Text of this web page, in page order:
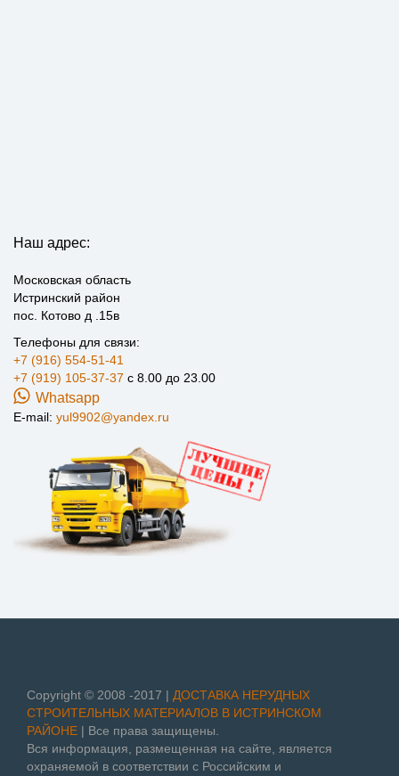
Наш адрес:
Московская область
Истринский район
пос. Котово д .15в
Телефоны для связи:
+7 (916) 554-51-41
+7 (919) 105-37-37 с 8.00 до 23.00
Whatsapp
E-mail: yul9902@yandex.ru
Copyright © 2008 -2017 | ДОСТАВКА НЕРУДНЫХ
СТРОИТЕЛЬНЫХ МАТЕРИАЛОВ В ИСТРИНСКОМ
РАЙОНЕ | Все права защищены.
Вся информация, размещенная на сайте, является
охраняемой в соответствии с Российским и